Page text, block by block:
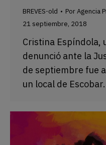
BREVES-old PorAgencia
21 septiembre, 2018
Cristina Espíndola,
denunció ante la
de septiembre fue
un local de Escobar.